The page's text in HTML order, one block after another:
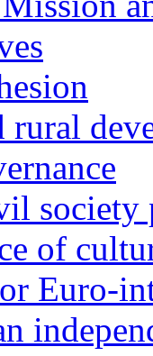
rural
society
of
Euro-